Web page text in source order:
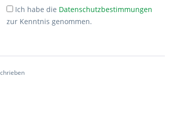
Ich habe die Datenschutzbestimmungen
zur Kenntnis genommen.